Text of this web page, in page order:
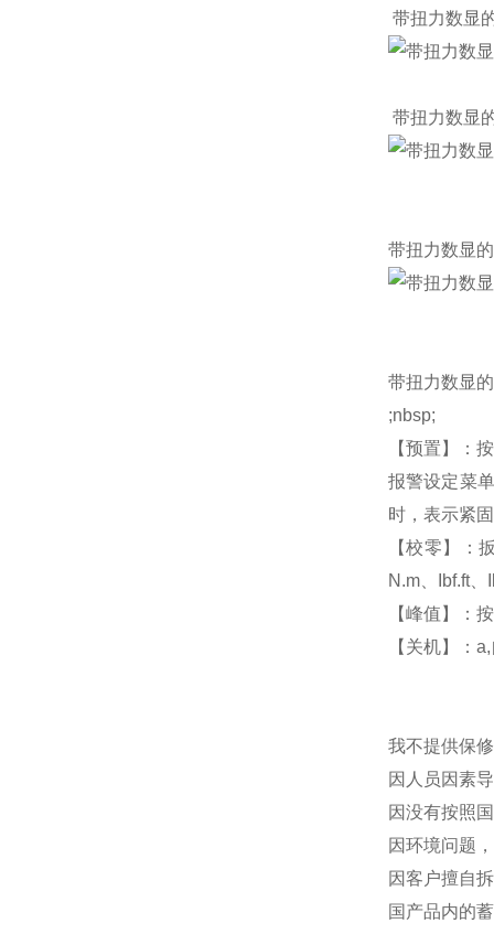
带扭力数显
带扭力数显
带扭力数显的
带扭力数显
;nbsp;
【预置】：
报警设定菜
时，表示紧
【校零】：
N.m、Ibf.ft
【峰值】：
【关机】：
我不提供保
因人员因素
因没有按照
因环境问题
因客户擅自
国产品内的